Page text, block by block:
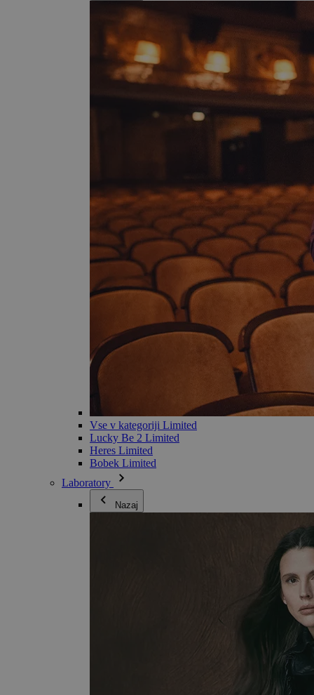
Vse v kategoriji Limited
Lucky Be 2 Limited
Heres Limited
Bobek Limited
Laboratory
Nazaj